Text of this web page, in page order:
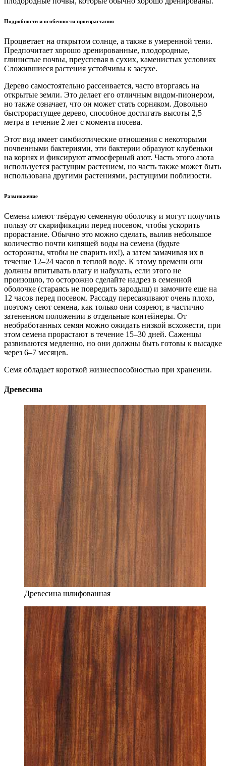
Подробности и особенности произрастания
Процветает на открытом солнце, а также в умеренной тени.
Предпочитает хорошо дренированные, плодородные,
глинистые почвы, преуспевая в сухих, каменистых условиях
Сложившиеся растения устойчивы к засухе.
Дерево самостоятельно рассеивается, часто вторгаясь на
открытые земли. Это делает его отличным видом-пионером,
но также означает, что он может стать сорняком. Довольно
быстрорастущее дерево, способное достигать высоты 2,5
метра в течение 2 лет с момента посева.
Этот вид имеет симбиотические отношения с некоторыми
почвенными бактериями, эти бактерии образуют клубеньки
на корнях и фиксируют атмосферный азот. Часть этого азота
используется растущим растением, но часть также может быть
использована другими растениями, растущими поблизости.
Размножение
Семена имеют твёрдую семенную оболочку и могут получить
пользу от скарификации перед посевом, чтобы ускорить
прорастание. Обычно это можно сделать, вылив небольшое
количество почти кипящей воды на семена (будьте
осторожны, чтобы не сварить их!), а затем замачивая их в
течение 12–24 часов в теплой воде. К этому времени они
должны впитывать влагу и набухать, если этого не
произошло, то осторожно сделайте надрез в семенной
оболочке (стараясь не повредить зародыш) и замочите еще на
12 часов перед посевом. Рассаду пересаживают очень плохо,
поэтому сеют семена, как только они созреют, в частично
затененном положении в отдельные контейнеры. От
необработанных семян можно ожидать низкой всхожести, при
этом семена прорастают в течение 15–30 дней. Саженцы
развиваются медленно, но они должны быть готовы к высадке
через 6–7 месяцев.
Семя обладает короткой жизнеспособностью при хранении.
Древесина
Древесина шлифованная